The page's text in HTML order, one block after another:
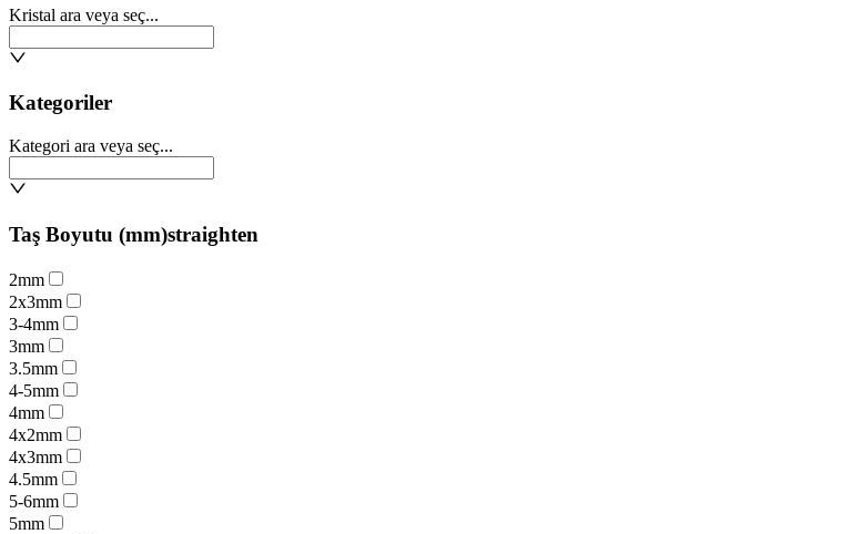
Kristal ara veya seç...
Kategoriler
Kategori ara veya seç...
Taş Boyutu (mm)straighten
2mm
2x3mm
3-4mm
3mm
3.5mm
4-5mm
4mm
4x2mm
4x3mm
4.5mm
5-6mm
5mm